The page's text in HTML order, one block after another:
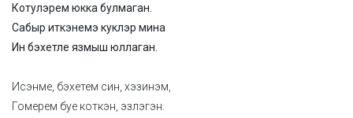
Котулэрем юкка булмаган.
Сабыр иткэнемэ куклэр мина
Ин бэхетле язмыш юллаган.
Исэнме, бэхетем син, хэзинэм,
Гомерем буе коткэн, эзлэгэн.